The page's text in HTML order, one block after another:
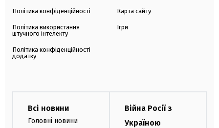
Політика конфіденційності
Політика використання
штучного інтелекту
Політика конфіденційності
додатку
Карта сайту
Ігри
Всі новини
Головні новини
Війна Росії з
Україною